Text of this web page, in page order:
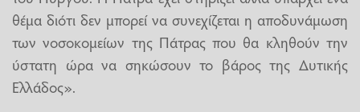
θέμα διότι δεν μπορεί να συνεχίζεται η αποδυνάμωση
των νοσοκομείων της Πάτρας που θα κληθούν την
ύστατη ώρα να σηκώσουν το βάρος της Δυτικής
Ελλάδος».